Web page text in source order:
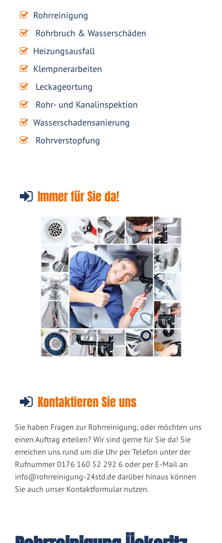
Rohrreinigung
Rohrbruch & Wasserschäden
Heizungsausfall
Klempnerarbeiten
Leckageortung
Rohr- und Kanalinspektion
Wasserschadensanierung
Rohrverstopfung
Immer für Sie da!
Kontaktieren Sie uns
Sie haben Fragen zur Rohrreinigung, oder möchten uns
einen Auftrag erteilen? Wir sind gerne für Sie da! Sie
erreichen uns rund um die Uhr per Telefon unter der
Rufnummer 0176 160 52 292 6 oder per E-Mail an
info@rohrreinigung-24std.de darüber hinaus können
Sie auch unser Kontaktformular nutzen.